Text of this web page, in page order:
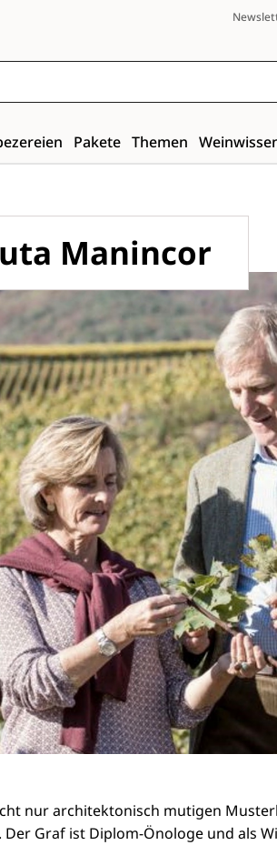
Pakete Themen
Manincor
nur architektonisch mutigen
Graf ist Diplom-Önologe und als